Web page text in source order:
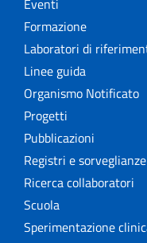
Eventi
Formazione
Laboratori di
Linee guida
Organismo Notificato
Progetti
Pubblicazioni
Registri e sorveglianze
Ricerca collaboratori
Scuola
Sperimentazione